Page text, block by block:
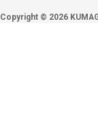
Copyright © 2026